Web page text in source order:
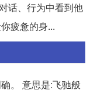
话、行为中看到他
疲惫的身...
。 意思是:飞驰般